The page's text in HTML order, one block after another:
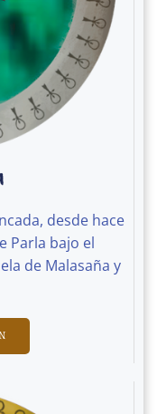
desde hace
Parla bajo el
de Malasaña y